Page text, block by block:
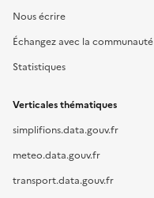
Nous écrire
Échangez avec la communauté
Statistiques
Verticales thématiques
simplifions.data.gouv.fr
meteo.data.gouv.fr
transport.data.gouv.fr